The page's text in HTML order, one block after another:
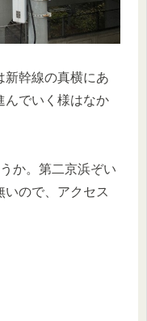
新幹線の真横にあ
んでいく様はなか
か。第二京浜ぞい
いので、アクセス